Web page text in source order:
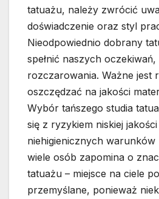
tatuażu, należy zwrócić
doświadczenie oraz styl
Nieodpowiednio dobrany
spełnić naszych
rozczarowania. Ważne jest
oszczędzać na jakości
Wybór tańszego studia
się z ryzykiem niskiej
niehigienicznych warunków
wiele osób zapomina o
tatuażu – miejsce na ciele
przemyślane, ponieważ